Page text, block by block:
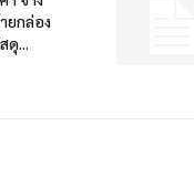
ยกล่อง
ดุ...